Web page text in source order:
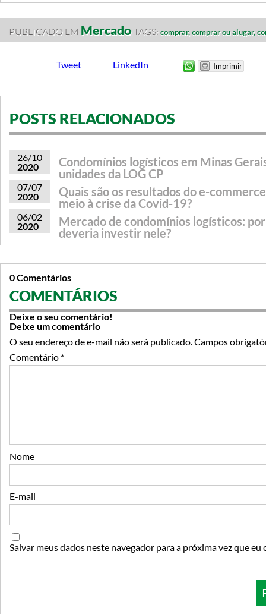
PUBLICADO EM MercadoTAGS: comprar,comprar ou alugar,
Tweet LinkedIn
POSTS RELACIONADOS
26/10
2020
Condomínios logísticos em Minas
unidades da LOG CP
07/07
2020
Quais são os resultados do e-
meio à crise da Covid-19?
06/02
2020
Mercado de condomínios logísticos:
deveria investir nele?
0 Comentários
COMENTÁRIOS
Deixe o seu comentário!
Deixe um comentário
O seu endereço de e-mail não será publicado.Campos
Comentário *
Nome
E-mail
Salvar meus dados neste navegador para a próxima vez que eu